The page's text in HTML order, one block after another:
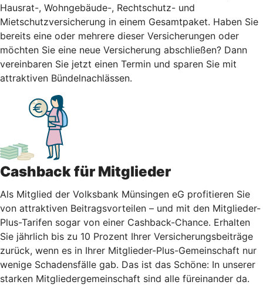
Hausrat-, Wohngebäude-, Rechtschutz- und
Mietschutzversicherung in einem Gesamtpaket. Haben Sie
bereits eine oder mehrere dieser Versicherungen oder
möchten Sie eine neue Versicherung abschließen? Dann
vereinbaren Sie jetzt einen Termin und sparen Sie mit
attraktiven Bündelnachlässen.
Cashback für Mitglieder
Als Mitglied der Volksbank Münsingen eG profitieren Sie
von attraktiven Beitragsvorteilen – und mit den Mitglieder-
Plus-Tarifen sogar von einer Cashback-Chance. Erhalten
Sie jährlich bis zu 10 Prozent Ihrer Versicherungsbeiträge
zurück, wenn es in Ihrer Mitglieder-Plus-Gemeinschaft nur
wenige Schadensfälle gab. Das ist das Schöne: In unserer
starken Mitgliedergemeinschaft sind alle füreinander da.